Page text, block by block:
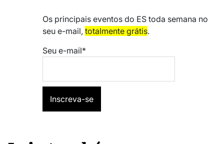
Os principais eventos do ES toda semana no
seu e-mail, totalmente grátis.
Seu e-mail*